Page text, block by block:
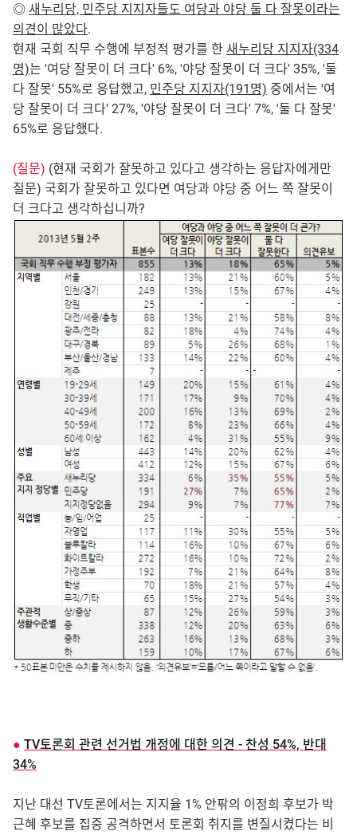
◎ 새누리당, 민주당 지지자들도 여당과 야당 둘 다 잘못이라는
의견이 많았다.
현재 국회 직무 수행에 부정적 평가를 한 새누리당 지지자(334
명)는 '여당 잘못이 더 크다' 6%, '야당 잘못이 더 크다' 35%, '둘
다 잘못' 55%로 응답했고, 민주당 지지자(191명) 중에서는 '여
당 잘못이 더 크다' 27%, '야당 잘못이 더 크다' 7%, '둘 다 잘못'
65%로 응답했다.
(질문) (현재 국회가 잘못하고 있다고 생각하는 응답자에게만
질문) 국회가 잘못하고 있다면 여당과 야당 중 어느 쪽 잘못이
더 크다고 생각하십니까?
● TV토론회 관련 선거법 개정에 대한 의견 - 찬성 54%, 반대
34%
지난 대선 TV토론에서는 지지율 1% 안팎의 이정희 후보가 박
근혜 후보를 집중 공격하면서 토론회 취지를 변질시켰다는 비